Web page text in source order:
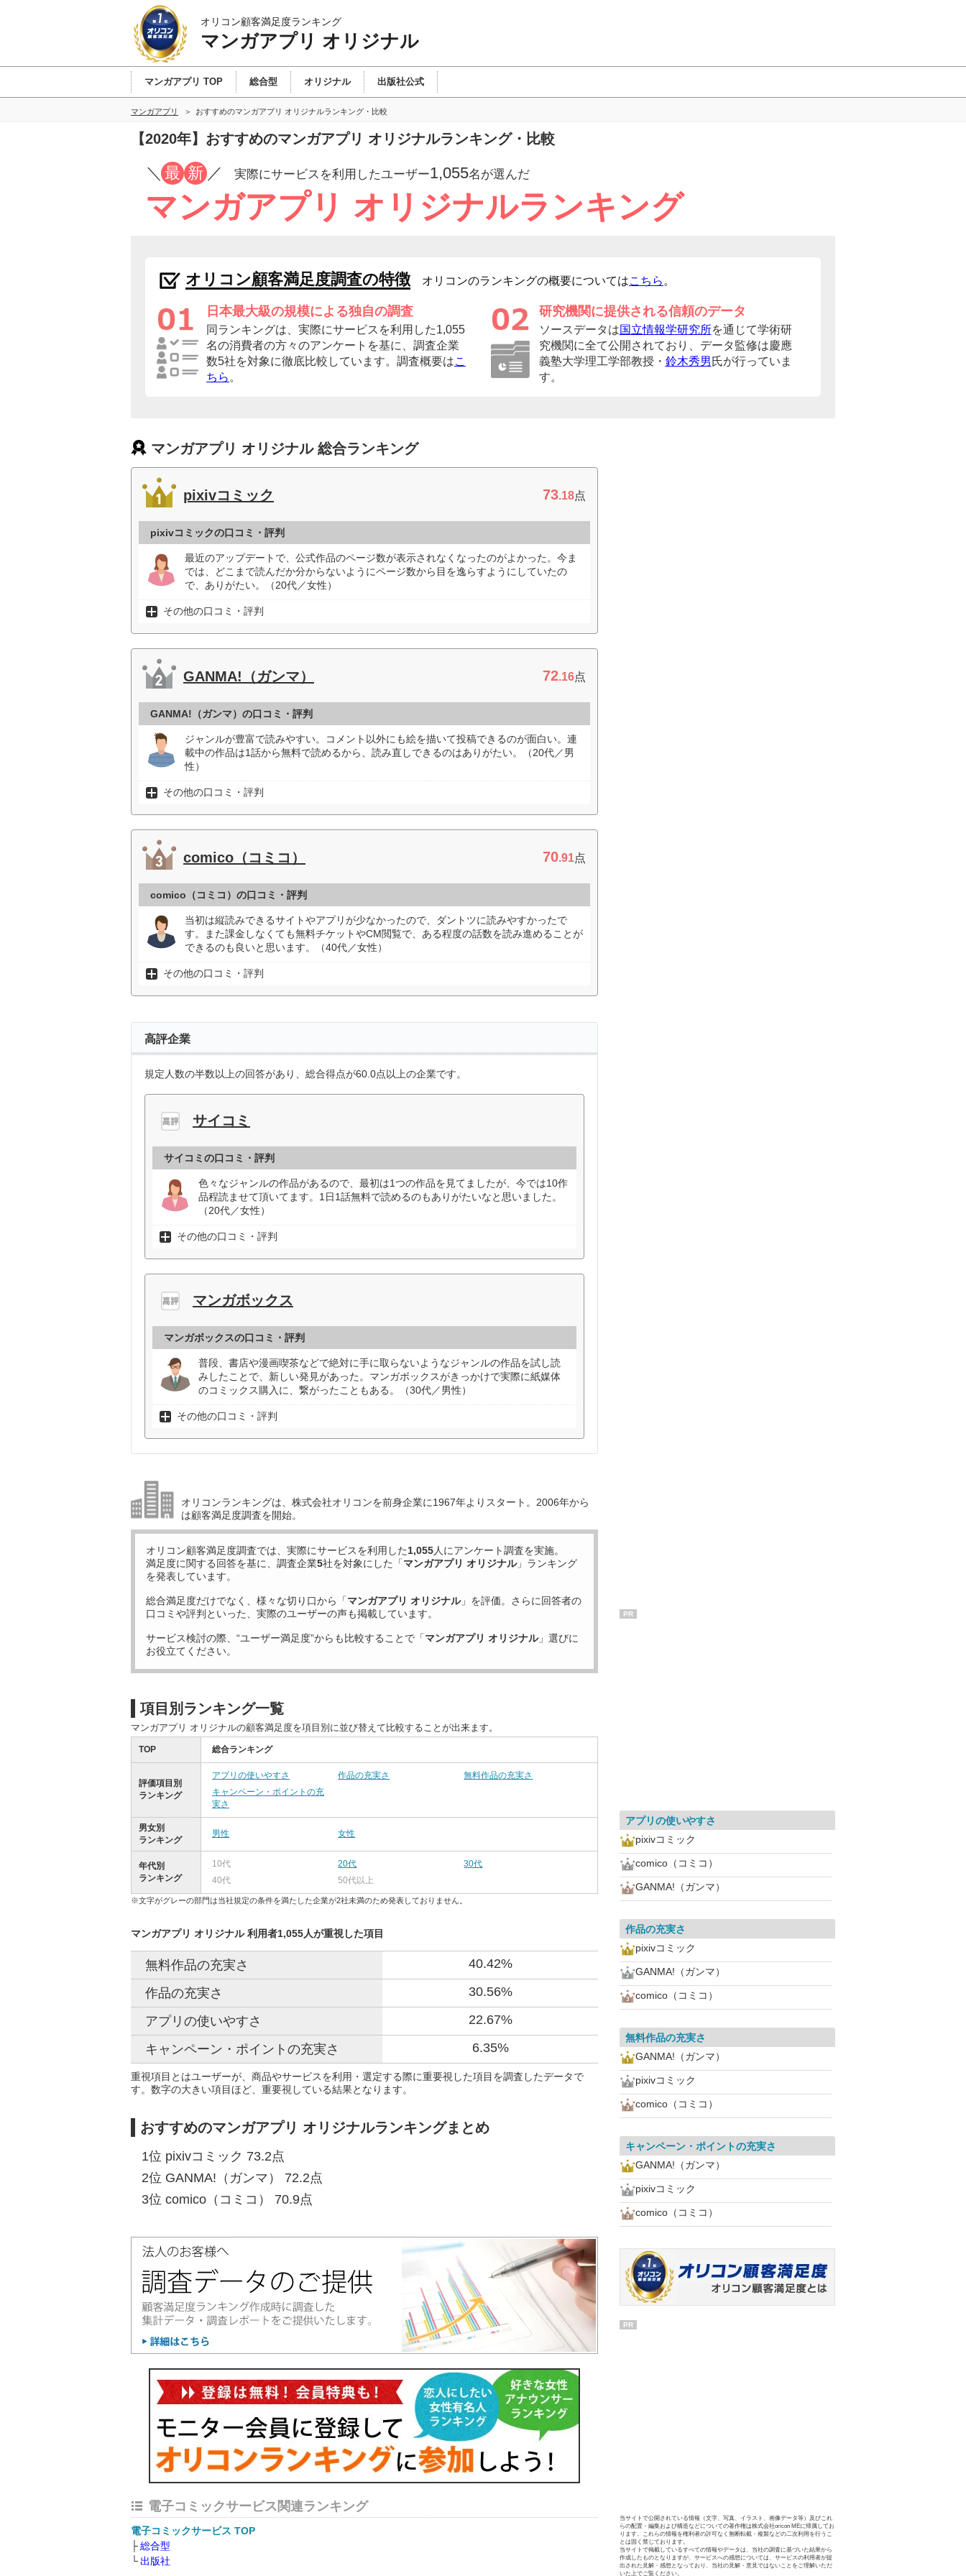
オリコン顧客満足度ランキング
マンガアプリ オリジナル
マンガアプリ TOP 総合型 オリジナル 出版社公式
マンガアプリ おすすめのマンガアプリ オリジナルランキング・比較
【2020年】おすすめのマンガアプリ オリジナルランキング・比較
／ 最 新 ／ 実際にサービスを利用したユーザー1,055名が選んだ
マンガアプリ オリジナルランキング
オリコン顧客満足度調査の特徴 オリコンのランキングの概要についてはこちら 。
日本最大級の規模による独自の調査
同ランキングは、実際にサービスを利用した1,055
名の消費者の方々のアンケートを基に、調査企業
数5社を対象に徹底比較しています。調査概要はこ
ちら 。
研究機関に提供される信頼のデータ
ソースデータは国立情報学研究所を通じて学術研
究機関に全て公開されており、データ監修は慶應
義塾大学理工学部教授・ 鈴木秀男 氏が行っていま
す。
マンガアプリ オリジナル 総合ランキング
pixivコミック 73.18点
pixivコミックの口コミ・評判
最近のアップデートで、公式作品のページ数が表示されなくなったのがよかった。今ま
では、どこまで読んだか分からないようにページ数から目を逸らすようにしていたの
で、ありがたい。（20代／女性）
その他の口コミ・評判
GANMA!（ガンマ） 72.16点
GANMA!（ガンマ）の口コミ・評判
ジャンルが豊富で読みやすい。コメント以外にも絵を描いて投稿できるのが面白い。連
載中の作品は1話から無料で読めるから、読み直しできるのはありがたい。（20代／男
性）
その他の口コミ・評判
comico（コミコ） 70.91点
comico（コミコ）の口コミ・評判
当初は縦読みできるサイトやアプリが少なかったので、ダントツに読みやすかったで
す。また課金しなくても無料チケットやCM閲覧で、ある程度の話数を読み進めることが
できるのも良いと思います。（40代／女性）
その他の口コミ・評判
高評企業
規定人数の半数以上の回答があり、総合得点が60.0点以上の企業です。
サイコミ
サイコミの口コミ・評判
色々なジャンルの作品があるので、最初は1つの作品を見てましたが、今では10作
品程読ませて頂いてます。1日1話無料で読めるのもありがたいなと思いました。
（20代／女性）
その他の口コミ・評判
マンガボックス
マンガボックスの口コミ・評判
普段、書店や漫画喫茶などで絶対に手に取らないようなジャンルの作品を試し読
みしたことで、新しい発見があった。マンガボックスがきっかけで実際に紙媒体
のコミックス購入に、繋がったこともある。（30代／男性）
その他の口コミ・評判
オリコンランキングは、株式会社オリコンを前身企業に1967年よりスタート。2006年から
は顧客満足度調査を開始。
オリコン顧客満足度調査では、実際にサービスを利用した1,055人にアンケート調査を実施。
満足度に関する回答を基に、調査企業5社を対象にした「マンガアプリ オリジナル」ランキング
を発表しています。
総合満足度だけでなく、様々な切り口から「マンガアプリ オリジナル」を評価。さらに回答者の
口コミや評判といった、実際のユーザーの声も掲載しています。
サービス検討の際、“ユーザー満足度”からも比較することで「マンガアプリ オリジナル」選びに
お役立てください。
項目別ランキング一覧
マンガアプリ オリジナルの顧客満足度を項目別に並び替えて比較することが出来ます。
TOP 総合ランキング
評価項目別
ランキング
アプリの使いやすさ 作品の充実さ
無料作品の充実さ
キャンペーン・ポイントの充
実さ
男女別
ランキング
男性 女性
年代別
ランキング
10代 20代
30代
40代
50代以上
※文字がグレーの部門は当社規定の条件を満たした企業が2社未満のため発表しておりません。
マンガアプリ オリジナル 利用者1,055人が重視した項目
無料作品の充実さ 40.42%
作品の充実さ 30.56%
アプリの使いやすさ 22.67%
キャンペーン・ポイントの充実さ 6.35%
重視項目とはユーザーが、商品やサービスを利用・選定する際に重要視した項目を調査したデータで
す。数字の大きい項目ほど、重要視している結果となります。
おすすめのマンガアプリ オリジナルランキングまとめ
1位 pixivコミック 73.2点
2位 GANMA!（ガンマ） 72.2点
3位 comico（コミコ） 70.9点
電子コミックサービス関連ランキング
電子コミックサービス TOP
総合型
出版社
PR
アプリの使いやすさ
pixivコミック
comico（コミコ）
GANMA!（ガンマ）
作品の充実さ
pixivコミック
GANMA!（ガンマ）
comico（コミコ）
無料作品の充実さ
GANMA!（ガンマ）
pixivコミック
comico（コミコ）
キャンペーン・ポイントの充実さ
GANMA!（ガンマ）
pixivコミック
comico（コミコ）
PR
当サイトで公開されている情報（文字、写真、イラスト、画像データ等）及びこれ
らの配置・編集および構造などについての著作権は株式会社oricon MEに帰属してお
ります。これらの情報を権利者の許可なく無断転載・複製などの二次利用を行うこ
とは固く禁じております。
当サイトで掲載しているすべての情報やデータは、当社の調査に基づいた結果から
作成したものとなりますが、サービスへの感想については、サービスの利用者が提
出された見解・感想となっており、当社の見解・意見ではないことをご理解いただ
いた上でご覧ください。